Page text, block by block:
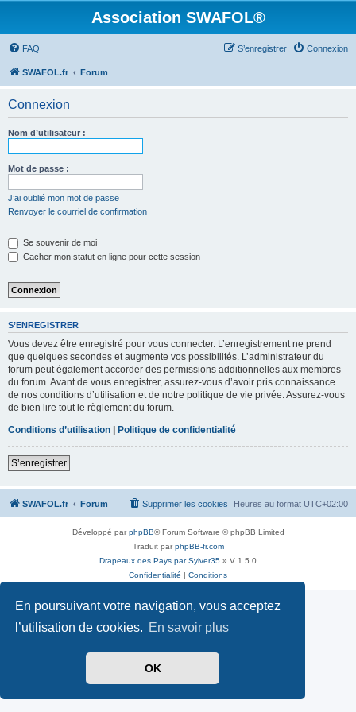
En poursuivant votre navigation, vous acceptez
l’utilisation de cookies. En savoir plus
OK
Association SWAFOL®
FAQ Connexion
S’enregistrer
SWAFOL.fr Forum
Connexion
Nom d’utilisateur :
Mot de passe :
J’ai oublié mon mot de passe
Renvoyer le courriel de confirmation
Se souvenir de moi
Cacher mon statut en ligne pour cette session
S’ENREGISTRER
Vous devez être enregistré pour vous connecter. L’enregistrement ne prend
que quelques secondes et augmente vos possibilités. L’administrateur du
forum peut également accorder des permissions additionnelles aux membres
du forum. Avant de vous enregistrer, assurez-vous d’avoir pris connaissance
de nos conditions d’utilisation et de notre politique de vie privée. Assurez-vous
de bien lire tout le règlement du forum.
Conditions d’utilisation | Politique de confidentialité
S’enregistrer
SWAFOL.fr Forum Heures au format UTC+02:00
Supprimer les cookies
Développé parphpBB® Forum Software © phpBB Limited
Traduit parphpBB-fr.com
Drapeaux des Pays par Sylver35 » V 1.5.0
Confidentialité | Conditions